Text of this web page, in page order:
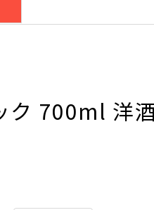
ク 700ml 洋